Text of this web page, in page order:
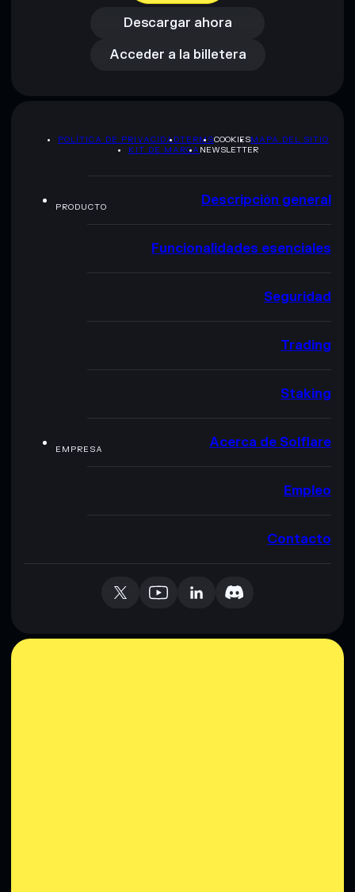
Descargar ahora
Acceder a la billetera
Acceder a la billetera
POLÍTICA DE PRIVACIDADTERMSCOOKIESMAPA DEL SITIO
KIT DE MARCA NEWSLETTER
PRODUCTO Descripción general
Funcionalidades esenciales
Seguridad
Trading
Staking
EMPRESA Acerca de Solflare
Empleo
Contacto